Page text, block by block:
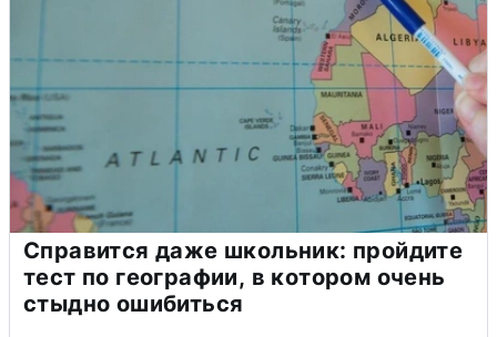
Справится даже школьник: пройдите
тест по географии, в котором очень
стыдно ошибиться